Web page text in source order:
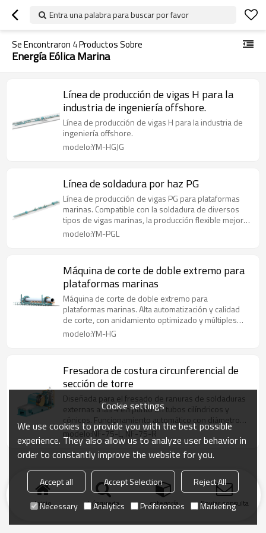
Entra una palabra para buscar por favor
Se Encontraron 4Productos Sobre
Energía Eólica Marina
Línea de producción de vigas H para la
industria de ingeniería offshore.
Línea de producción de vigas H para la industria de
ingeniería offshore.
modelo:YM-HGJG
Línea de soldadura por haz PG
Línea de producción de vigas PG para plataformas
marinas. Compatible con la soldadura de diversos
tipos de vigas marinas, la producción flexible mejora
la eficiencia; cordón de soldadura con seguimiento
modelo:YM-PGL
Máquina de corte de doble extremo para
plataformas marinas
Máquina de corte de doble extremo para
plataformas marinas. Alta automatización y calidad
de corte, con anidamiento optimizado y múltiples
métodos de programación.
modelo:YM-HG
Fresadora de costura circunferencial de
sección de torre
Diseñada para el fresado de ranuras de soldaduras
externas a las 4 en punto en tubos cilíndricos y
cónicos. Funcionamiento automático con diámetro
de pieza ajustable de 3000 a 15000 mm y longitud
de 2000 a 4000 mm.
modelo:NF-75-L, NF-75-R
Inicio búsqueda categoría Enviar consulta
Cookie settings
We use cookies to provide you with the best possible
experience. They also allow us to analyze user behavior in
order to constantly improve the website for you.
Accept all Accept Selection
Reject All
Necessary
Analytics Preferences Marketing